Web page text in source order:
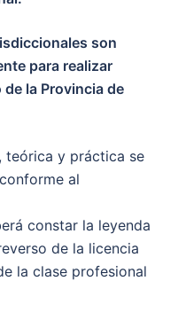
son
para realizar
la Provincia de
teórica y práctica se
al
constar la leyenda
de la licencia
la clase profesional